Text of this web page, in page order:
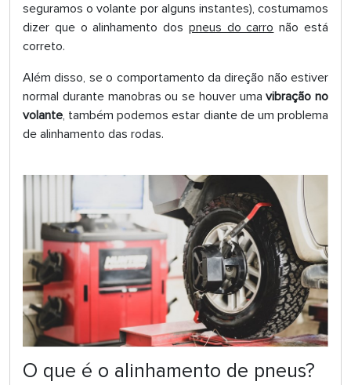
seguramos o volante por alguns instantes), costumamos
dizer que o alinhamento dos pneus do carro não está
correto.
Além disso, se o comportamento da direção não estiver
normal durante manobras ou se houver umavibração no
volante, também podemos estar diante de um problema
de alinhamento das rodas.
O que é o alinhamento de pneus?